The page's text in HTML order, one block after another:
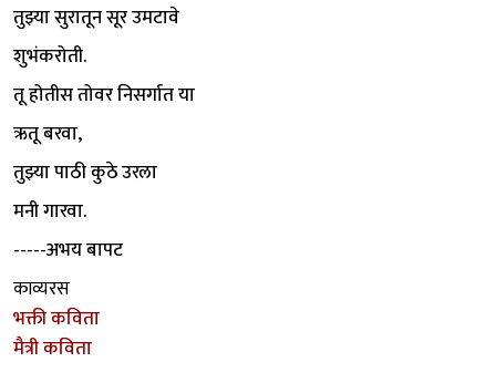
तुझ्या सुरातून सूर उमटावे
शुभंकरोती.
तू होतीस तोवर निसर्गात या
ऋतू बरवा,
तुझ्या पाठी कुठे उरला
मनी गारवा.
-----अभय बापट
काव्यरस
भक्ती कविता
मैत्री कविता